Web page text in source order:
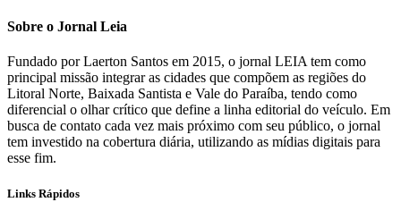
Sobre o Jornal Leia
Fundado por Laerton Santos em 2015, o jornal LEIA tem como
principal missão integrar as cidades que compõem as regiões do
Litoral Norte, Baixada Santista e Vale do Paraíba, tendo como
diferencial o olhar crítico que define a linha editorial do veículo. Em
busca de contato cada vez mais próximo com seu público, o jornal
tem investido na cobertura diária, utilizando as mídias digitais para
esse fim.
Links Rápidos